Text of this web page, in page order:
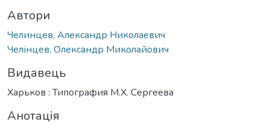
Автори
Челинцев, Александр Николаевич
Челінцев, Олександр Миколайович
Видавець
Харьков : Типография М.Х. Сергеева
Анотація